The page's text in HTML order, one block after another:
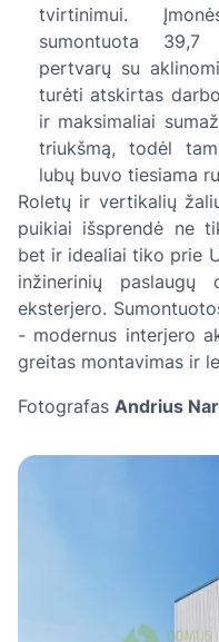
tvirtinimui.
sumontuota 39,7
pertvarų su
turėti atskirtas
ir maksimaliai
triukšmą, todėl
lubų buvo tiesiama
Roletų ir vertikalių
puikiai išsprendė ne
bet ir idealiai tiko prie
inžinerinių
eksterjero.
- modernus interjero
greitas montavimas ir
Fotografas Andrius